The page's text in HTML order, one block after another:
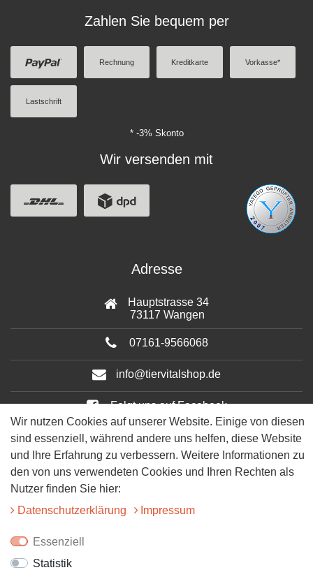
Zahlen Sie bequem per
Rechnung Kreditkarte Vorkasse*
Lastschrift
* -3% Skonto
Wir versenden mit
Adresse
Hauptstrasse 34
73117 Wangen
07161-9566068
info@tiervitalshop.de
Folgt uns auf Facebook
Folgt uns auf Instagram
© 2025 Tiervitalshop | Webentwicklung & Webdesign
Wir nutzen Cookies auf unserer Website. Einige von diesen
sind essenziell, während andere uns helfen, diese Website
und Ihre Erfahrung zu verbessern. Weitere Informationen zu
den von uns verwendeten Cookies und Ihren Rechten als
Nutzer finden Sie hier:
Daten­schutz­erklärung
Impressum
Essenziell
Statistik